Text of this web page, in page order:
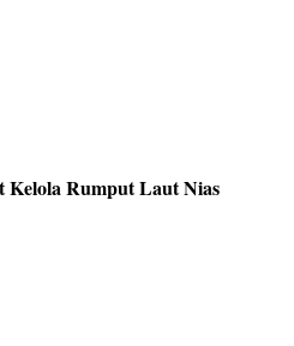
Rumput Laut Nias